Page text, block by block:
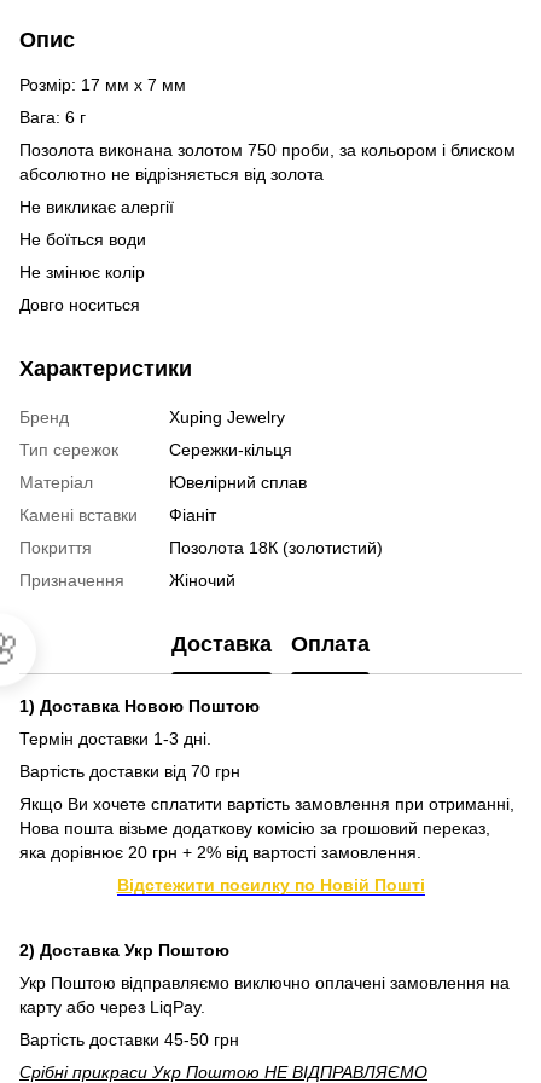
Опис
Розмір: 17 мм х 7 мм
Вага: 6 г
Позолота виконана золотом 750 проби, за кольором і блиском
абсолютно не відрізняється від золота
Не викликає алергії
Не боїться води
Не змінює колір
Довго носиться
Характеристики
Бренд
Xuping Jewelry
Тип сережок
Сережки-кільця
Матеріал
Ювелірний сплав
Камені вставки
Фіаніт
Покриття
Позолота 18К (золотистий)
Призначення
Жіночий
Доставка Оплата
1) Доставка Новою Поштою
Термін доставки 1-3 дні.
Вартість доставки від 70 грн
Якщо Ви хочете сплатити вартість замовлення при отриманні,
Нова пошта візьме додаткову комісію за грошовий переказ,
яка дорівнює 20 грн + 2% від вартості замовлення.
Відстежити посилку по Новій Пошті
2) Доставка Укр Поштою
Укр Поштою відправляємо виключно оплачені замовлення на
карту або через LiqPay.
Вартість доставки 45-50 грн
Срібні прикраси Укр Поштою НЕ ВІДПРАВЛЯЄМО